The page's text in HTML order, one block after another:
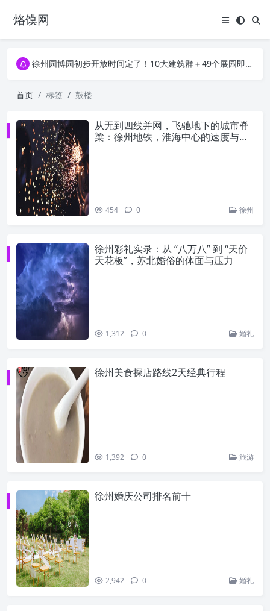
烙馍网16796个OpenClaw Skills合集下载｜总2.7G，压缩后仅738M，覆盖全场景技能
徐州园博园初步开放时间定了！10大建筑群＋49个展园即将亮相！
徐州园博园初步开放时间定了！10大建筑群＋49个展园即将亮相！
首页 标签 鼓楼
从无到四线并网，飞驰地下的城市脊
梁：徐州地铁，淮海中心的速度与荣
454 0 徐州
徐州彩礼实录：从 “八万八” 到 “天价
天花板”，苏北婚俗的体面与压力
1,312 0 婚礼
徐州美食探店路线2天经典行程
1,392 0 旅游
徐州婚庆公司排名前十
2,942 0 婚礼